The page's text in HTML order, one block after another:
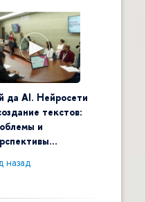
да AI. Нейросети
текстов:
и
назад